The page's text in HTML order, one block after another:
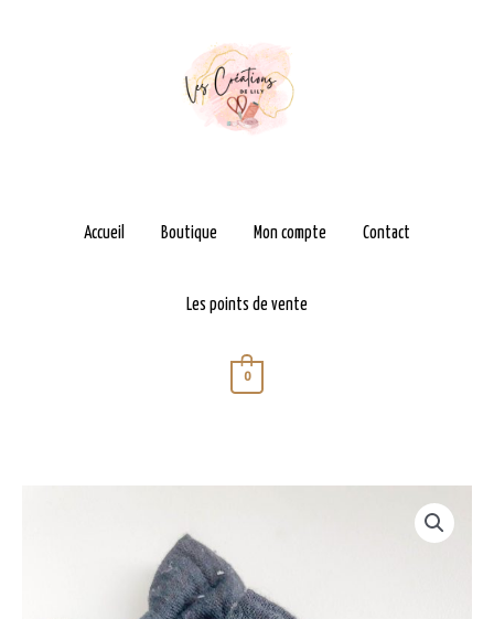
Accueil Boutique Mon compte Contact
Les points de vente
0